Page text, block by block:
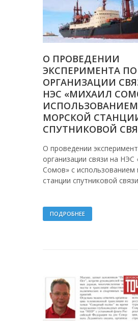
О ПРОВЕДЕНИИ
ЭКСПЕРИМЕНТА ПО
ОРГАНИЗАЦИИ
НЭС «МИХАИЛ
ИСПОЛЬЗОВАНИЕМ
МОРСКОЙ
СПУТНИКОВОЙ
О проведении
организации связи на НЭС
Сомов» с использованием
станции спутниковой
ПОДРОБНЕЕ